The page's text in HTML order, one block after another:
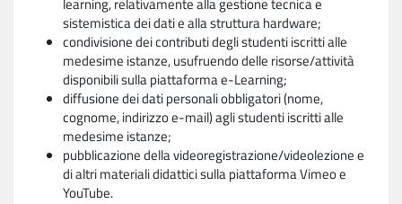
sistemistica dei dati e alla struttura hardware;
condivisione dei contributi degli studenti iscritti alle
medesime istanze, usufruendo delle risorse/attività
disponibili sulla piattaforma e-Learning;
diffusione dei dati personali obbligatori (nome,
cognome, indirizzo e-mail) agli studenti iscritti alle
medesime istanze;
pubblicazione della videoregistrazione/videolezione e
di altri materiali didattici sulla piattaforma Vimeo e
YouTube.